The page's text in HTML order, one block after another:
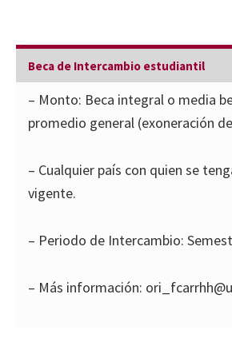
Beca de Intercambio estudiantil
– Monto: Beca integral o media
promedio general (exoneración
– Cualquier país con quien se
vigente.
– Periodo de Intercambio:
– Más información: